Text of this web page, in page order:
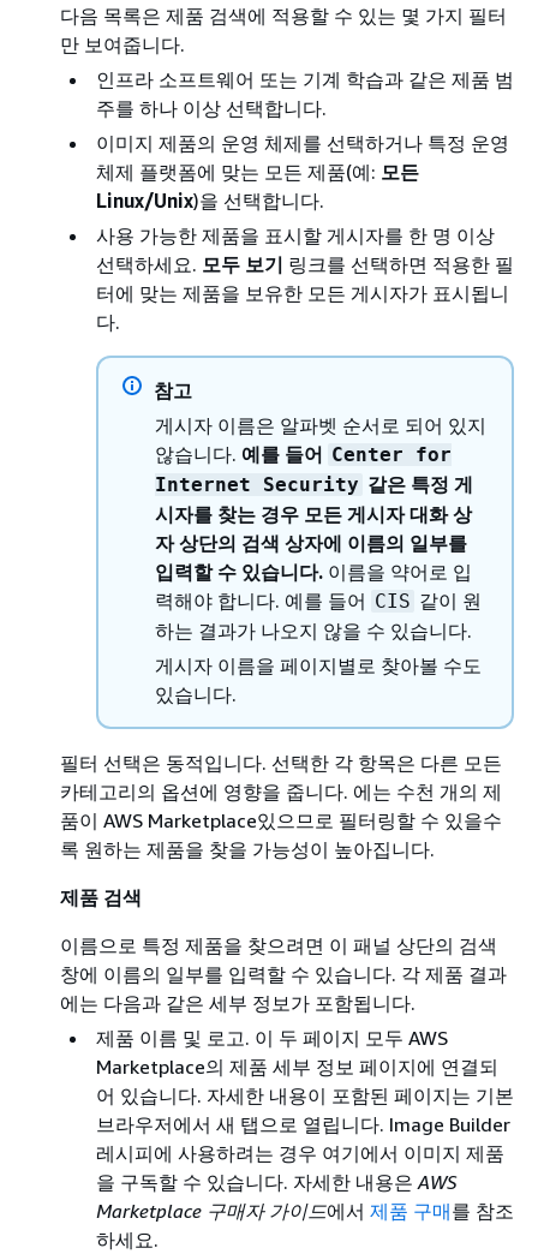
다음 목록은 제품 검색에 적용할 수 있는 몇 가지 필터
만 보여줍니다.
인프라 소프트웨어 또는 기계 학습과 같은 제품 범
주를 하나 이상 선택합니다.
이미지 제품의 운영 체제를 선택하거나 특정 운영
체제 플랫폼에 맞는 모든 제품(예: 모든
Linux/Unix)을 선택합니다.
사용 가능한 제품을 표시할 게시자를 한 명 이상
선택하세요. 모두 보기 링크를 선택하면 적용한 필
터에 맞는 제품을 보유한 모든 게시자가 표시됩니
다.
참고
게시자 이름은 알파벳 순서로 되어 있지
않습니다. 예를 들어 Center for
Internet Security 같은 특정 게
시자를 찾는 경우 모든 게시자 대화 상
자 상단의 검색 상자에 이름의 일부를
입력할 수 있습니다. 이름을 약어로 입
력해야 합니다. 예를 들어 CIS 같이 원
하는 결과가 나오지 않을 수 있습니다.
게시자 이름을 페이지별로 찾아볼 수도
있습니다.
필터 선택은 동적입니다. 선택한 각 항목은 다른 모든
카테고리의 옵션에 영향을 줍니다. 에는 수천 개의 제
품이 AWS Marketplace있으므로 필터링할 수 있을수
록 원하는 제품을 찾을 가능성이 높아집니다.
제품 검색
이름으로 특정 제품을 찾으려면 이 패널 상단의 검색
창에 이름의 일부를 입력할 수 있습니다. 각 제품 결과
에는 다음과 같은 세부 정보가 포함됩니다.
제품 이름 및 로고. 이 두 페이지 모두 AWS
Marketplace의 제품 세부 정보 페이지에 연결되
어 있습니다. 자세한 내용이 포함된 페이지는 기본
브라우저에서 새 탭으로 열립니다. Image Builder
레시피에 사용하려는 경우 여기에서 이미지 제품
을 구독할 수 있습니다. 자세한 내용은AWS
Marketplace 구매자 가이드에서 제품 구매를 참조
하세요.